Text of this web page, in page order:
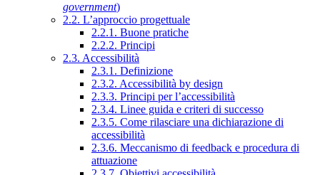
government)
2.2. L’approccio progettuale
2.2.1. Buone pratiche
2.2.2. Principi
2.3. Accessibilità
2.3.1. Definizione
2.3.2. Accessibilità by design
2.3.3. Principi per l’accessibilità
2.3.4. Linee guida e criteri di successo
2.3.5. Come rilasciare una dichiarazione di
accessibilità
2.3.6. Meccanismo di feedback e procedura di
attuazione